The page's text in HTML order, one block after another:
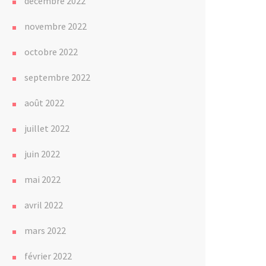
novembre 2022
octobre 2022
septembre 2022
août 2022
juillet 2022
juin 2022
mai 2022
avril 2022
mars 2022
février 2022